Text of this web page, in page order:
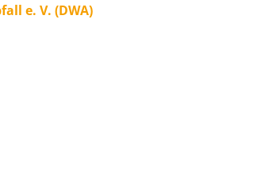
e. V. (DWA)